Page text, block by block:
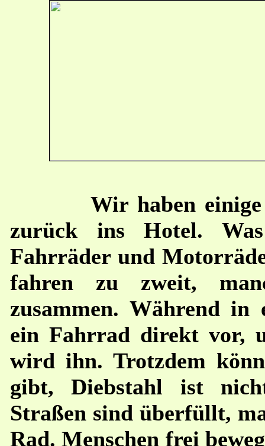
Wir haben
zurück ins Hotel.
Fahrräder und
fahren zu zweit,
zusammen. Während in
ein Fahrrad direkt vor,
wird ihn. Trotzdem
gibt, Diebstahl ist
Straßen sind überfüllt,
Rad. Menschen frei